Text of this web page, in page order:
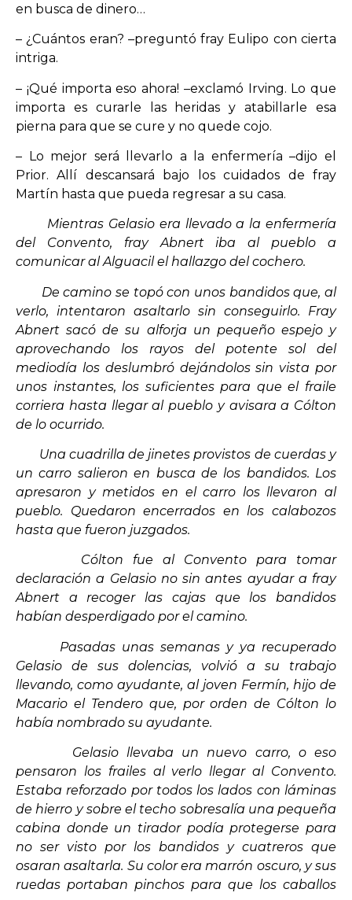
en busca de dinero…
– ¿Cuántos eran? –preguntó fray Eulipo con cierta
intriga.
– ¡Qué importa eso ahora! –exclamó Irving. Lo que
importa es curarle las heridas y atabillarle esa
pierna para que se cure y no quede cojo.
– Lo mejor será llevarlo a la enfermería –dijo el
Prior. Allí descansará bajo los cuidados de fray
Martín hasta que pueda regresar a su casa.
Mientras Gelasio era llevado a la enfermería
del Convento, fray Abnert iba al pueblo a
comunicar al Alguacil el hallazgo del cochero.
De camino se topó con unos bandidos que, al
verlo, intentaron asaltarlo sin conseguirlo. Fray
Abnert sacó de su alforja un pequeño espejo y
aprovechando los rayos del potente sol del
mediodía los deslumbró dejándolos sin vista por
unos instantes, los suficientes para que el fraile
corriera hasta llegar al pueblo y avisara a Cólton
de lo ocurrido.
Una cuadrilla de jinetes provistos de cuerdas y
un carro salieron en busca de los bandidos. Los
apresaron y metidos en el carro los llevaron al
pueblo. Quedaron encerrados en los calabozos
hasta que fueron juzgados.
Cólton fue al Convento para tomar
declaración a Gelasio no sin antes ayudar a fray
Abnert a recoger las cajas que los bandidos
habían desperdigado por el camino.
Pasadas unas semanas y ya recuperado
Gelasio de sus dolencias, volvió a su trabajo
llevando, como ayudante, al joven Fermín, hijo de
Macario el Tendero que, por orden de Cólton lo
había nombrado su ayudante.
Gelasio llevaba un nuevo carro, o eso
pensaron los frailes al verlo llegar al Convento.
Estaba reforzado por todos los lados con láminas
de hierro y sobre el techo sobresalía una pequeña
cabina donde un tirador podía protegerse para
no ser visto por los bandidos y cuatreros que
osaran asaltarla. Su color era marrón oscuro, y sus
ruedas portaban pinchos para que los caballos